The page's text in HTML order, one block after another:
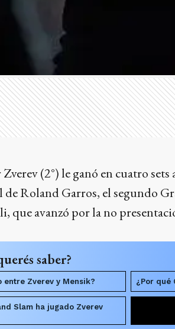
(2°) le ganó en cuatro
Roland Garros, el segundo
que avanzó por la no
saber?
entre Zverev y Mensik? ¿Por qué
Slam ha jugado Zverev